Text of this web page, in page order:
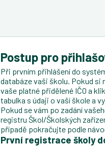
Postup pro
Při prvním přihlášení do
databáze vaši školu. Pokud si
vaše platné přidělené IČO a
tabulka s údaji o vaší škole a
Pokud se vám po zadání
registru Škol/Školských
případě pokračujte podle
První registrace školy